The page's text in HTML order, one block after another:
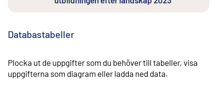
Databastabeller
Plocka ut de uppgifter som du behöver till tabeller, visa
uppgifterna som diagram eller ladda ned data.